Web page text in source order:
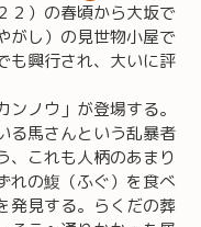
２）の春頃から大坂で
がし）の見世物小屋で
も興行され、大いに評
ノウ」が登場する。
る馬さんという乱暴者
、これも人柄のあまり
れの鰒（ふぐ）を食べ
発見する。らくだの葬